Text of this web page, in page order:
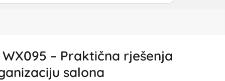
– Praktična rješenja
salona